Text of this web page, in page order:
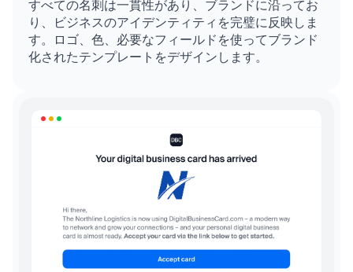
すべての名刺は一貫性があり、ブランドに沿ってお
り、ビジネスのアイデンティティを完璧に反映しま
す。ロゴ、色、必要なフィールドを使ってブランド
化されたテンプレートをデザインします。